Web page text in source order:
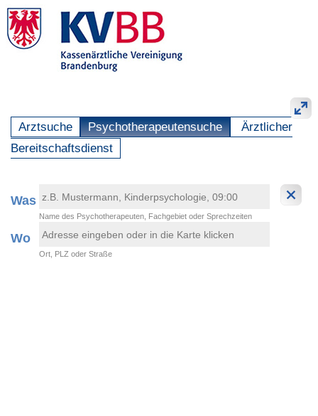
Arztsuche Psychotherapeutensuche
Ärztlicher
Bereitschaftsdienst
Was
Name des Psychotherapeuten, Fachgebiet oder Sprechzeiten
Wo
Ort, PLZ oder Straße